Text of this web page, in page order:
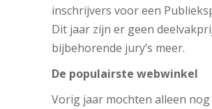
inschrijvers voor een
Dit jaar zijn er geen
bijbehorende jury’s meer.
De populairste webwinkel
Vorig jaar mochten alleen nog